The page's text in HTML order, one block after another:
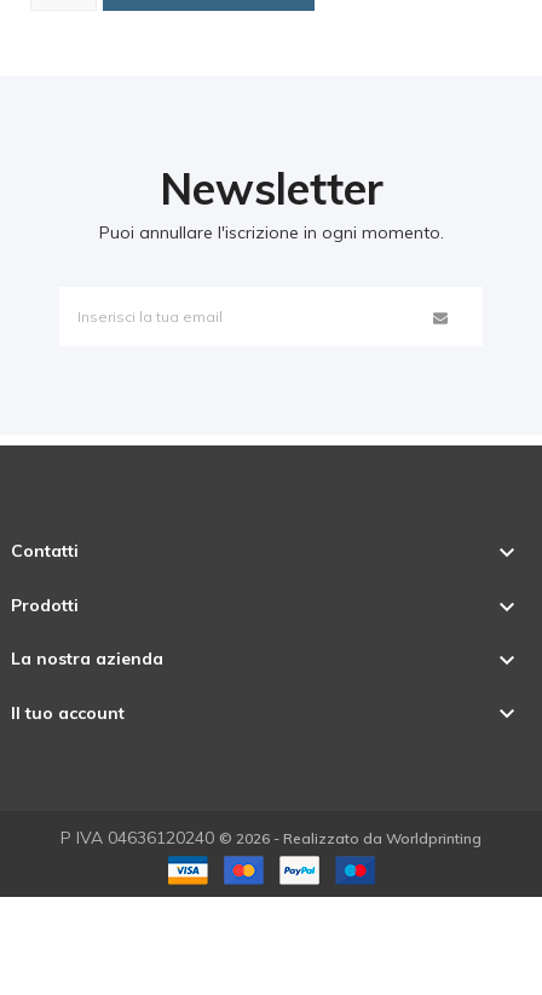
Newsletter
Puoi annullare l'iscrizione in ogni momento.
Contatti 
Prodotti 
La nostra azienda 
Il tuo account 
P IVA 04636120240 © 2026 - Realizzato da Worldprinting